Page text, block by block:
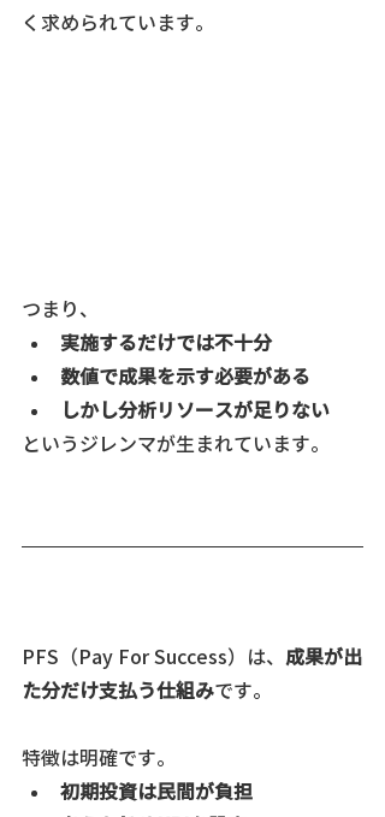
く求められています。
つまり、
実施するだけでは不十分
数値で成果を示す必要がある
しかし分析リソースが足りない
というジレンマが生まれています。
PFS（Pay For Success）は、 成果が出
た分だけ支払う仕組みです。
特徴は明確です。
初期投資は民間が負担